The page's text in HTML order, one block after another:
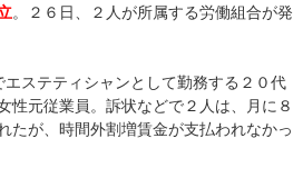
。２６日、２人が所属する労働組合が発
ステティシャンとして勤務する２０代
性元従業員。訴状などで２人は、月に８
たが、時間外割増賃金が支払われなかっ